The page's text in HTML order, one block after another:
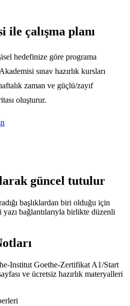
ile çalışma planı
hedefinize göre programa
sınav hazırlık kursları
zaman ve güçlü/zayıf
oluşturur.
güncel tutulur
başlıklardan biri olduğu için
bağlantılarıyla birlikte düzenli
Institut Goethe-Zertifikat A1/Start
ve ücretsiz hazırlık materyalleri